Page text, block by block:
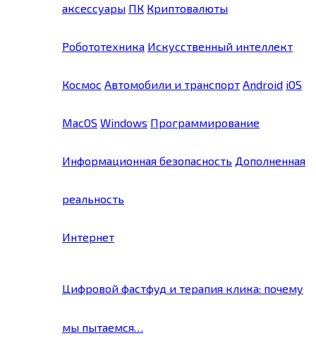
аксессуары ПК Криптовалюты
Робототехника Искусственный интеллект
Космос Автомобили и транспорт Android iOS
MacOS Windows Программирование
Информационная безопасность Дополненная
реальность
Интернет
Цифровой фастфуд и терапия клика: почему
мы пытаемся…